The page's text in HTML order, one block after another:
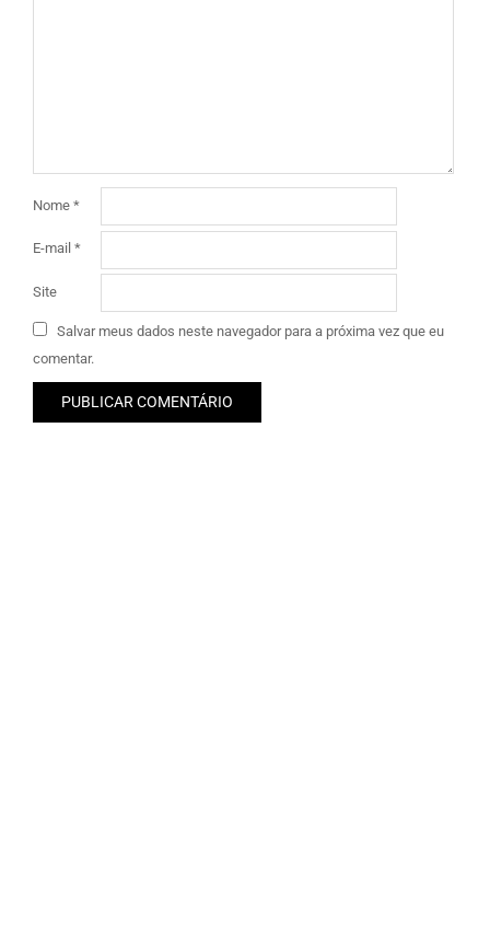
Nome *
E-mail *
Site
Salvar meus dados neste navegador para a próxima vez que eu
comentar.